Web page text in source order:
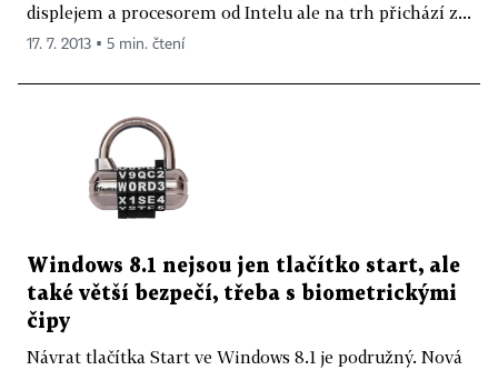
displejem a procesorem od Intelu ale na trh přichází z...
17. 7. 2013 ▪ 5 min. čtení
Windows 8.1 nejsou jen tlačítko start, ale
také větší bezpečí, třeba s biometrickými
čipy
Návrat tlačítka Start ve Windows 8.1 je podružný. Nová